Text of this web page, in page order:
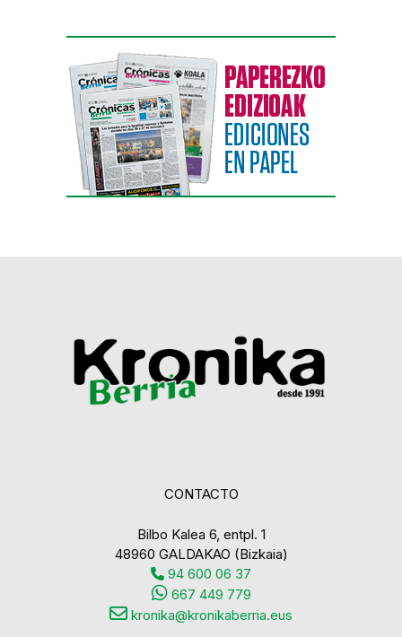
CONTACTO
Bilbo Kalea 6, entpl. 1
48960 GALDAKAO (Bizkaia)
94 600 06 37
667 449 779
kronika@kronikaberria.eus